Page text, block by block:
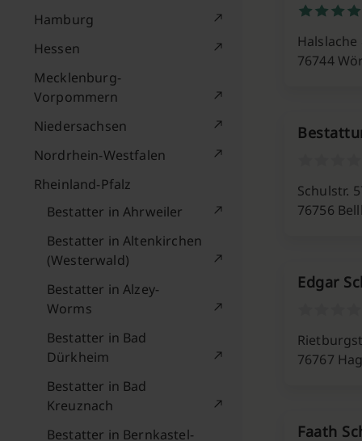
Hamburg
Hessen
Mecklenburg-
Vorpommern
Niedersachsen
Nordrhein-Westfalen
Rheinland-Pfalz
Bestatter in Ahrweiler
Bestatter in Altenkirchen
(Westerwald)
Bestatter in Alzey-
Worms
Bestatter in Bad
Dürkheim
Bestatter in Bad
Kreuznach
Bestatter in Bernkastel-
Halslache
76744
Schulstr.
76756
Edgar
76767
Faath